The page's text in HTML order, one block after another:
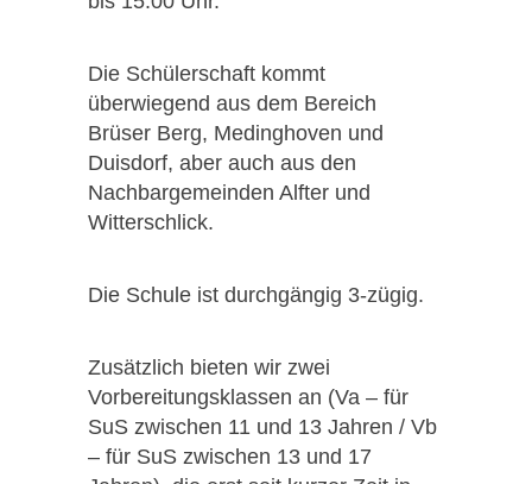
Die Schülerschaft kommt
überwiegend aus dem Bereich
Brüser Berg, Medinghoven und
Duisdorf, aber auch aus den
Nachbargemeinden Alfter und
Witterschlick.
Die Schule ist durchgängig 3-zügig.
Zusätzlich bieten wir zwei
Vorbereitungsklassen an (Va – für
SuS zwischen 11 und 13 Jahren / Vb
– für SuS zwischen 13 und 17